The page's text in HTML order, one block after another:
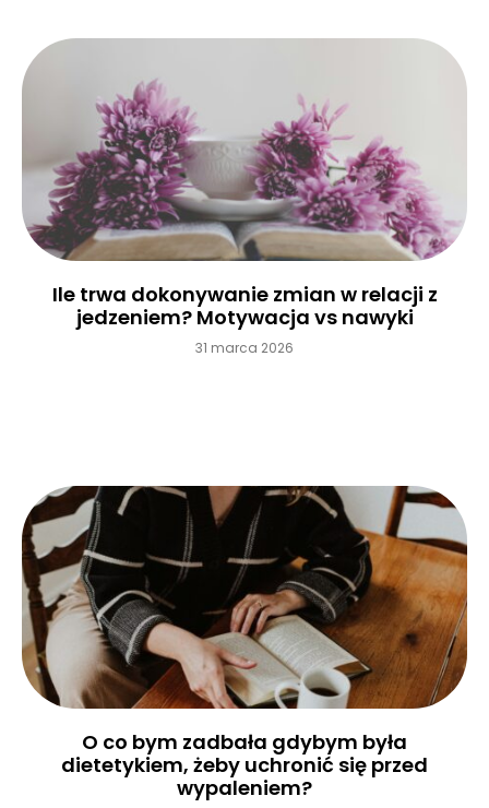
Ile trwa dokonywanie zmian w relacji z
jedzeniem? Motywacja vs nawyki
31 marca 2026
O co bym zadbała gdybym była
dietetykiem, żeby uchronić się przed
wypaleniem?